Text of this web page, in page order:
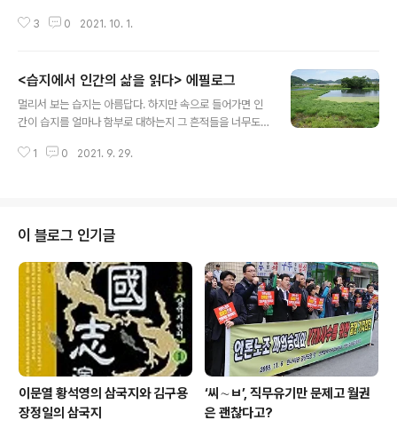
을 두고 사방을 건물로 두른 ㅁ자 모양이다. 북촌은 경복궁
은편 남촌은 일본인들의 집단 거주지였다. 1920년대에 서
울 인구의 30%를 차지할 정도로 일본인들이 많아지자 북
촌 고관대작들의 소유지에 눈독을 들였다. 북촌 한옥마을
망하면서 궁색해진 고관대작들이 저택을 내놓는 경우가 많
3 0 2021. 10. 1.
<습지에서 인간의 삶을 읽다> 에필로그
멀리서 보는 습지는 아름답다. 하지만 속으로 들어가면 인
간이 습지를 얼마나 함부로 대하는지 그 흔적들을 너무도
적나라한 현장을 두 눈으로 확인하는 과정이기도 했다. 해
바늘, 밑밥, 라면 따위는 흐물흐물 습지 속으로 녹아든다.
냉장고, 텔레비전, 전축, 선풍기, 밥솥 등 온갖 가전제품이
며 자전거, 타이어, 의자, 소파, 찬장, 씽크대, 침대매트, 옷
가지, 과자 봉지, 포장용 스티로폼 등 인간이 버린 온갖 잔
해들이 패잔병처럼 구석구석 널브러져 있다. 어디 그뿐이
랴! 농사용 비닐은..
1 0 2021. 9. 29.
이 블로그 인기글
이문열 황석영의 삼국지와 김구용
장정일의 삼국지
‘씨∼ㅂ’, 직무유기만 문제고 월권
은 괜찮다고?